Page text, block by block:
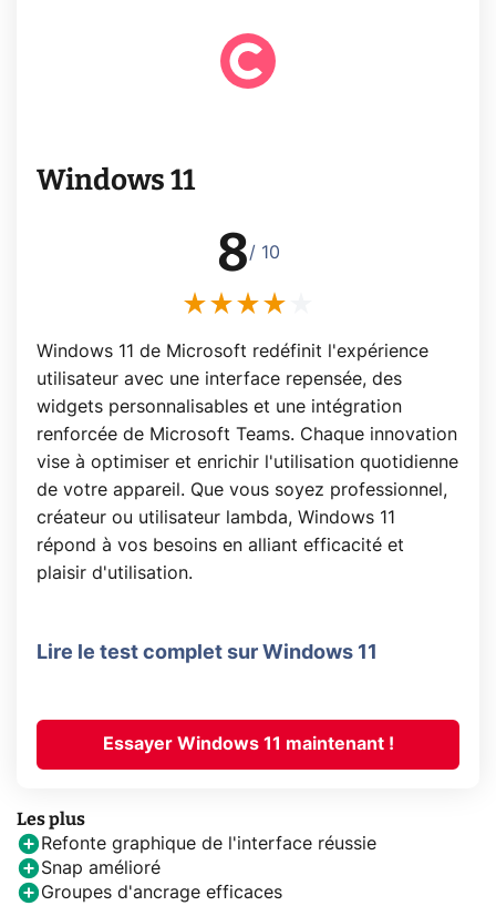
Windows 11
8/ 10
Windows 11 de Microsoft redéfinit l'expérience
utilisateur avec une interface repensée, des
widgets personnalisables et une intégration
renforcée de Microsoft Teams. Chaque innovation
vise à optimiser et enrichir l'utilisation quotidienne
de votre appareil. Que vous soyez professionnel,
créateur ou utilisateur lambda, Windows 11
répond à vos besoins en alliant efficacité et
plaisir d'utilisation.
Lire le test complet sur Windows 11
Essayer Windows 11 maintenant !
Les plus
Refonte graphique de l'interface réussie
Snap amélioré
Groupes d'ancrage efficaces